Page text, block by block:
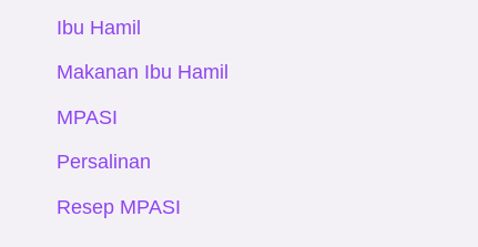
Ibu Hamil
Makanan Ibu Hamil
MPASI
Persalinan
Resep MPASI